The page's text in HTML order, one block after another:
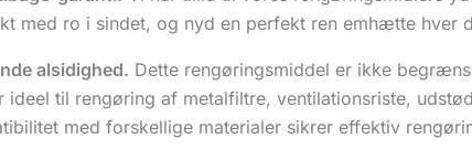
med ro i sindet, og nyd en perfekt ren emhætte hver
alsidighed. Dette rengøringsmiddel er ikke
ideel til rengøring af metalfiltre, ventilationsriste,
med forskellige materialer sikrer effektiv